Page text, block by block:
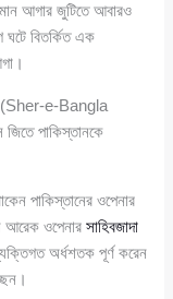
আগার জুটিতে আবারও
ঘটে বিতর্কিত এক
(Sher-e-Bangla
পাকিস্তানকে
পাকিস্তানের ওপেনার
ওপেনারসাহিবজাদা
অর্ধশতক পূর্ণ করেন